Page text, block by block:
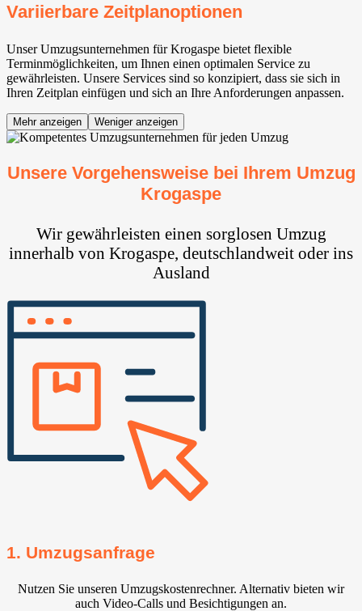
Variierbare Zeitplanoptionen
Unser Umzugsunternehmen für Krogaspe bietet flexible
Terminmöglichkeiten, um Ihnen einen optimalen Service zu
gewährleisten. Unsere Services sind so konzipiert, dass sie sich in
Ihren Zeitplan einfügen und sich an Ihre Anforderungen anpassen.
Mehr anzeigen Weniger anzeigen
Unsere Vorgehensweise bei Ihrem Umzug
Krogaspe
Wir gewährleisten einen sorglosen Umzug
innerhalb von Krogaspe, deutschlandweit oder ins
Ausland
1. Umzugsanfrage
Nutzen Sie unseren Umzugskostenrechner. Alternativ bieten wir
auch Video-Calls und Besichtigungen an.